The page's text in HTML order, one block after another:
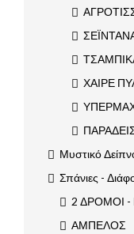
ΧΑΙΡΕ
Μυστικό
Σπάνιες -
2 ΔΡΟΜΟΙ -
ΑΜΠΕΛΟΣ